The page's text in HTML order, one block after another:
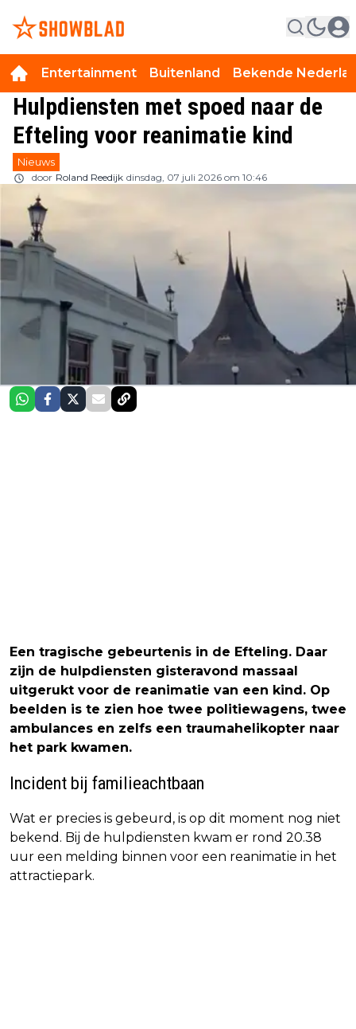
Entertainment Buitenland Bekende
Hulpdiensten met spoed naar de
Efteling voor reanimatie kind
Nieuws
door Roland Reedijk dinsdag, 07 juli 2026 om 10:46
Een tragische gebeurtenis in de Efteling. Daar
zijn de hulpdiensten gisteravond massaal
uitgerukt voor de reanimatie van een kind. Op
beelden is te zien hoe twee politiewagens, twee
ambulances en zelfs een traumahelikopter naar
het park kwamen.
Incident bij familieachtbaan
Wat er precies is gebeurd, is op dit moment nog niet
bekend. Bij de hulpdiensten kwam er rond 20.38
uur een melding binnen voor een reanimatie in het
attractiepark.